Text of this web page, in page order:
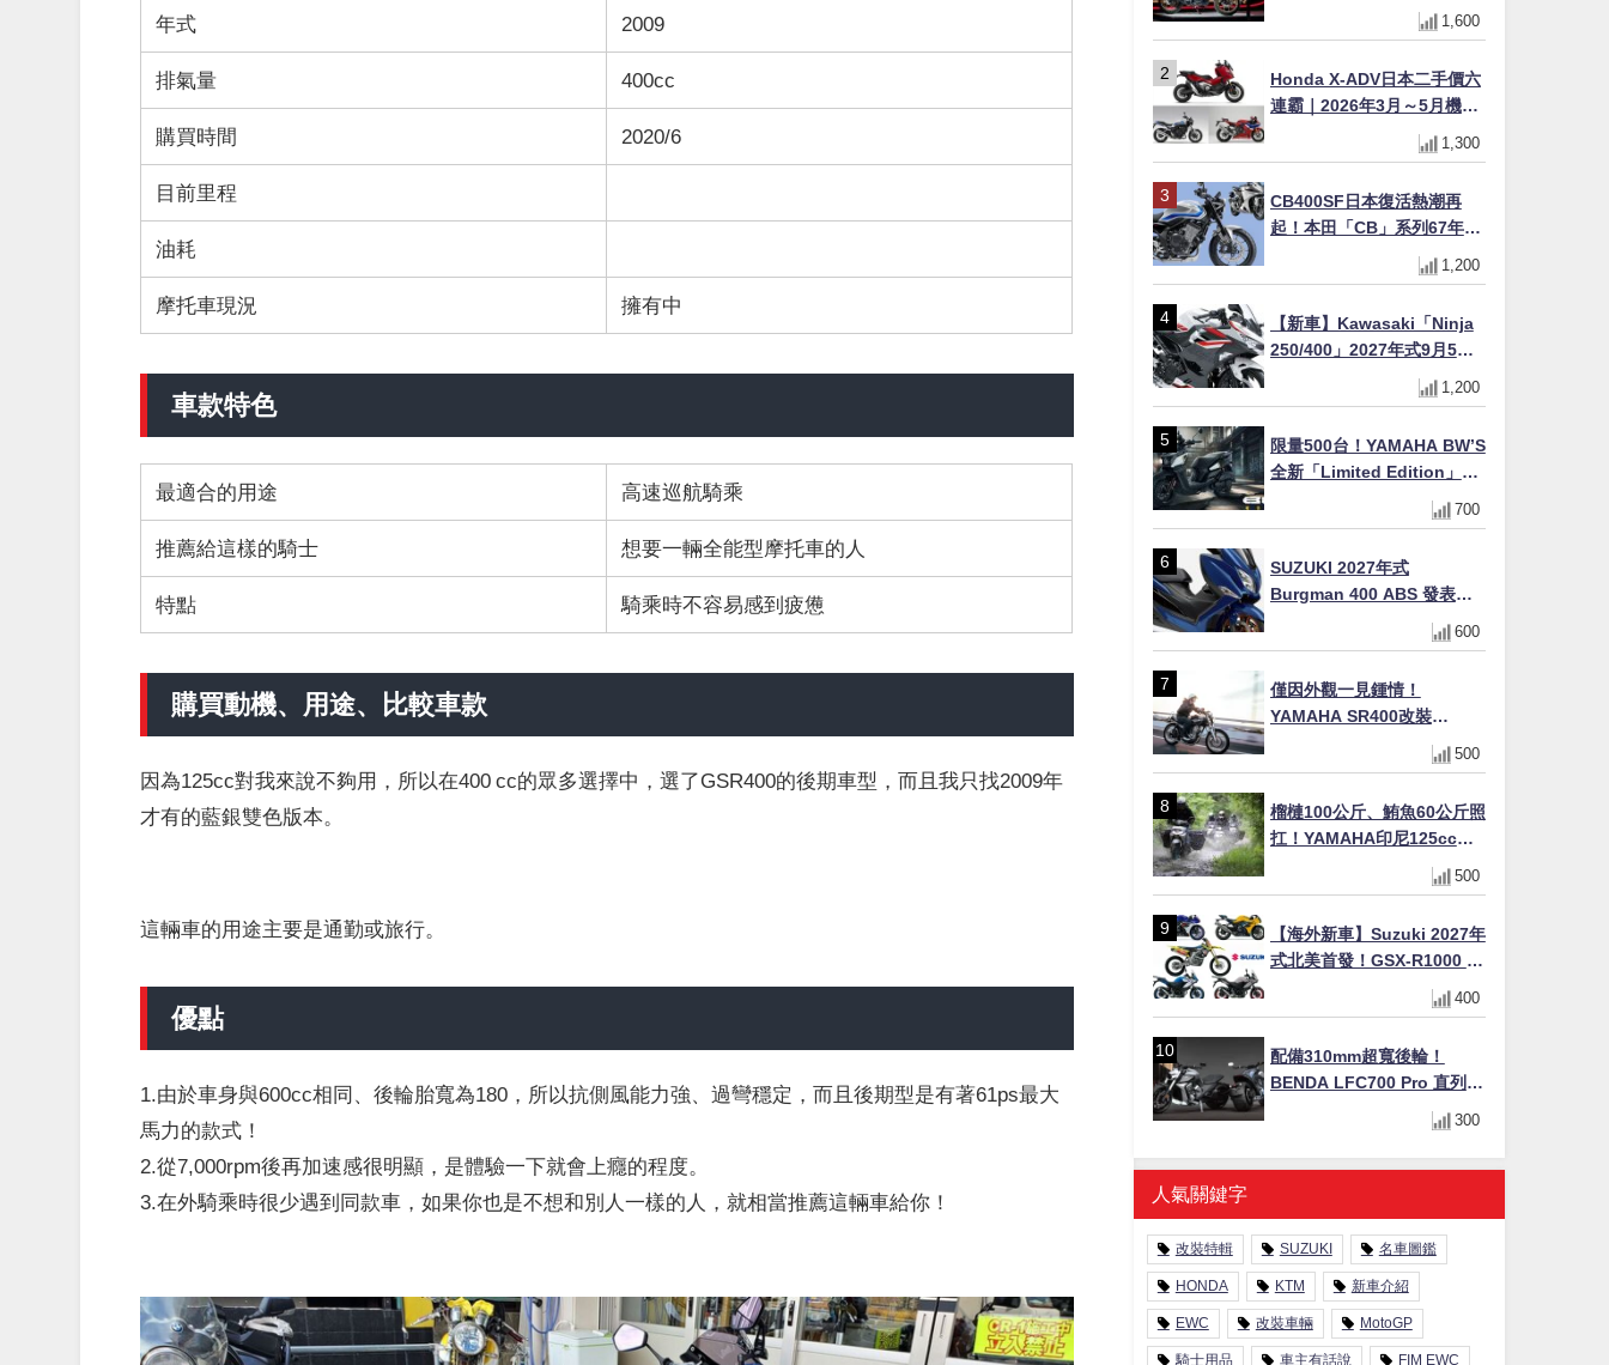
年式 2009
排氣量 400cc
購買時間 2020/6
目前里程
油耗
摩托車現況 擁有中
車款特色
最適合的用途 高速巡航騎乘
推薦給這樣的騎士 想要一輛全能型摩托車的人
特點 騎乘時不容易感到疲憊
購買動機、用途、比較車款
因為125cc對我來說不夠用，所以在400 cc的眾多選擇中，選了GSR400的後期車型，而且我只找2009年
才有的藍銀雙色版本。
這輛車的用途主要是通勤或旅行。
優點
1.由於車身與600cc相同、後輪胎寬為180，所以抗側風能力強、過彎穩定，而且後期型是有著61ps最大
馬力的款式！
2.從7,000rpm後再加速感很明顯，是體驗一下就會上癮的程度。
3.在外騎乘時很少遇到同款車，如果你也是不想和別人一樣的人，就相當推薦這輛車給你！
展亮相，70 週年紀念版
YZF-R 系列限量追加販售
1,600
Honda X-ADV日本二手價六
連霸｜2026年3月～5月機車
轉售排行榜 CBR1000RR-R
FIREBLADE SP首度躋身前
1,300
CB400SF日本復活熱潮再
起！本田「CB」系列67年傳
奇解密 與CBR差異一次搞懂
1,200
【新車】Kawasaki「Ninja
250/400」2027年式9月5日
日本發售！新塗裝登場×價格
不變×輔助滑動式離合器
1,200
限量500台！YAMAHA BW’S
全新「Limited Edition」都
市探索限定色 GOOPiMADE
聯名包同步登場
700
SUZUKI 2027年式
Burgman 400 ABS 發表！
8/18日本上市、支援E10汽油
售價98萬100日圓
600
僅因外觀一見鍾情！
YAMAHA SR400改裝
Tracker風格｜ 女車主的機車
人生蛻變記
500
榴槤100公斤、鮪魚60公斤照
扛！YAMAHA印尼125cc速
克達Gear Ultima 2740公里
耐操實測
500
【海外新車】Suzuki 2027年
式北美首發！GSX-R1000 40
週年紀念×SV-7GX新款跨界
車×RM-Z450 Ken Roczen
400
配備310mm超寬後輪！
BENDA LFC700 Pro 直列四
缸巡航車挑戰歐洲市場
300
人氣關鍵字
改裝特輯 SUZUKI 名車圖鑑
HONDA KTM 新車介紹
EWC 改裝車輛 MotoGP
騎士用品 車主有話說 FIM EWC